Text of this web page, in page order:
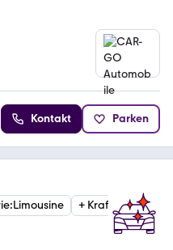
Kontakt Parken
:Limousine + Kraftstoffart: